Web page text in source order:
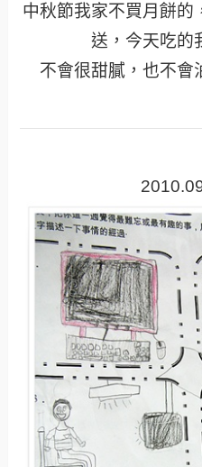
中秋節我家不買月餅的
送，今天吃的
不會很甜膩，也不會